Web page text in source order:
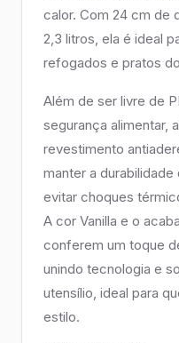
calor. Com 24 cm de
2,3 litros, ela é ideal
refogados e pratos
Além de ser livre de
segurança alimentar,
revestimento
manter a
evitar choques
A cor Vanilla e o
conferem um toque
unindo tecnologia e
utensílio, ideal para
estilo.